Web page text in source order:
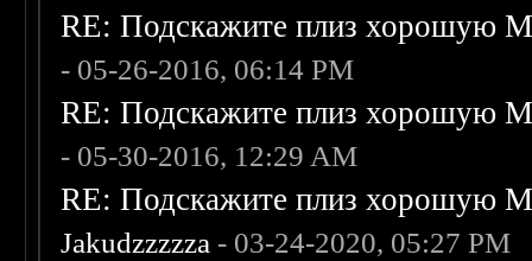
RE: Подскажите плиз хорошую
- 05-26-2016, 06:14 PM
RE: Подскажите плиз хорошую
- 05-30-2016, 12:29 AM
RE: Подскажите плиз хорошую
Jakudzzzzza - 03-24-2020, 05:27 PM